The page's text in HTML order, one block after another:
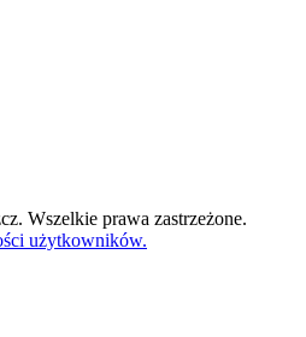
Wszelkie prawa zastrzeżone.
użytkowników.